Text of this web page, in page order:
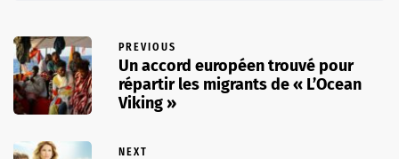
PREVIOUS
Un accord européen trouvé pour
répartir les migrants de « L’Ocean
Viking »
NEXT